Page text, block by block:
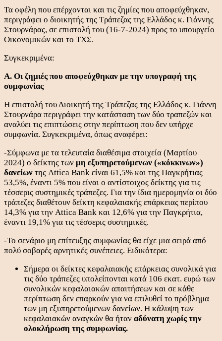
Τα οφέλη που επέρχονται και τις ζημίες που αποφεύχθηκαν,
περιγράφει ο διοικητής της Τράπεζας της Ελλάδος κ. Γιάννης
Στουρνάρας, σε επιστολή του (16-7-2024) προς το υπουργείο
Οικονομικών και το ΤΧΣ.
Συγκεκριμένα:
Α. Οι ζημιές που αποφεύχθηκαν με την υπογραφή της
συμφωνίας
Η επιστολή του Διοικητή της Τράπεζας της Ελλάδος κ. Γιάννη
Στουρνάρα περιγράφει την κατάσταση των δύο τραπεζών και
αναλύει τις επιπτώσεις στην περίπτωση που δεν υπήρχε
συμφωνία. Συγκεκριμένα, όπως αναφέρει:
-Σύμφωνα με τα τελευταία διαθέσιμα στοιχεία (Μαρτίου
2024) ο δείκτης των μη εξυπηρετούμενων («κόκκινων»)
δανείων της Attica Bank είναι 61,5% και της Παγκρήτιας
53,5%, έναντι 5% που είναι ο αντίστοιχος δείκτης για τις
τέσσερις συστημικές τράπεζες. Για την ίδια ημερομηνία οι δύο
τράπεζες διαθέτουν δείκτη κεφαλαιακής επάρκειας περίπου
14,3% για την Attica Bank και 12,6% για την Παγκρήτια,
έναντι 19,1% για τις τέσσερις συστημικές.
-Το σενάριο μη επίτευξης συμφωνίας θα είχε μια σειρά από
πολύ σοβαρές αρνητικές συνέπειες. Ειδικότερα:
Σήμερα οι δείκτες κεφαλαιακής επάρκειας συνολικά για
τις δύο τράπεζες υπολείπονται κατά 106 εκατ. ευρώ των
συνολικών κεφαλαιακών απαιτήσεων και σε κάθε
περίπτωση δεν επαρκούν για να επιλυθεί το πρόβλημα
των μη εξυπηρετούμενων δανείων. Η κάλυψη των
κεφαλαιακών αναγκών θα ήταν αδύνατη χωρίς την
ολοκλήρωση της συμφωνίας.